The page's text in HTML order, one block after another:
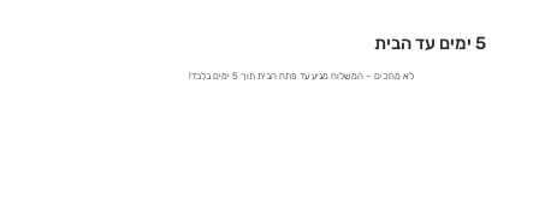
5 ימים עד הבית
לא מחכים – המשלוח מגיע עד פתח הבית תוך 5 ימים בלבד!